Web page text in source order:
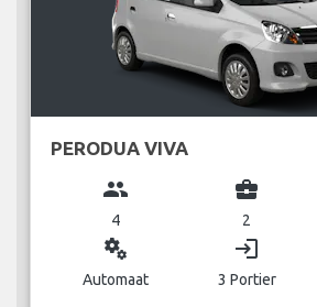
PERODUA VIVA
group
4
business_center
2
miscellaneous_services
Automaat
login
3 Portier